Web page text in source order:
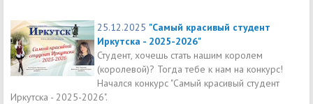
25.12.2025 "Самый красивый студент
Иркутска - 2025-2026"
Студент, хочешь стать нашим королем
(королевой)? Тогда тебе к нам на конкурс!
Начался конкурс "Самый красивый студент
Иркутска - 2025-2026".